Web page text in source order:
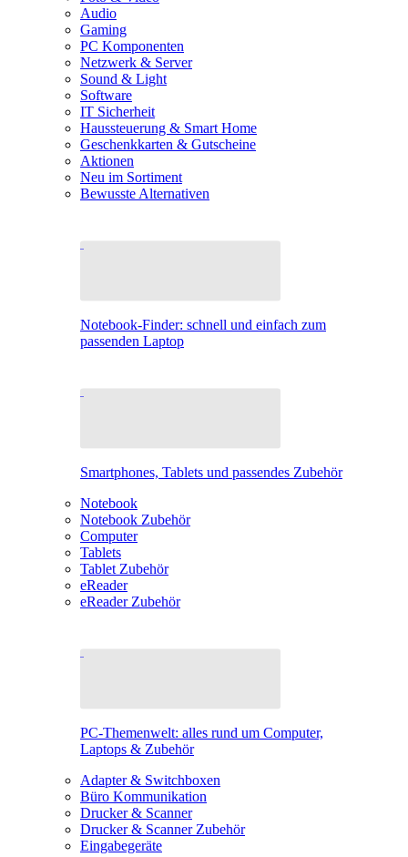
Audio
Gaming
PC Komponenten
Netzwerk & Server
Sound & Light
Software
IT Sicherheit
Haussteuerung & Smart Home
Geschenkkarten & Gutscheine
Aktionen
Neu im Sortiment
Bewusste Alternativen
Notebook-Finder: schnell und einfach zum
passenden Laptop
Smartphones, Tablets und passendes Zubehör
Notebook
Notebook Zubehör
Computer
Tablets
Tablet Zubehör
eReader
eReader Zubehör
PC-Themenwelt: alles rund um Computer,
Laptops & Zubehör
Adapter & Switchboxen
Büro Kommunikation
Drucker & Scanner
Drucker & Scanner Zubehör
Eingabegeräte